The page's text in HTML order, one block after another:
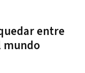
entre
mundo